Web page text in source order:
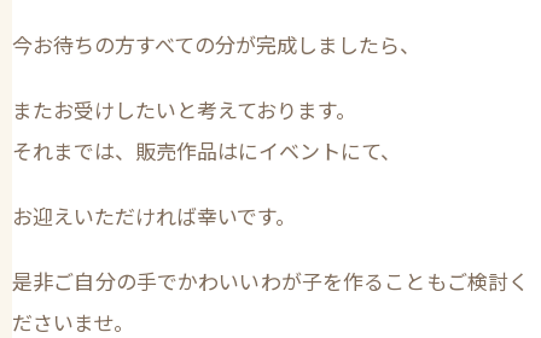
今お待ちの方すべての分が完成しましたら、
またお受けしたいと考えております。
それまでは、販売作品はにイベントにて、
お迎えいただければ幸いです。
是非ご自分の手でかわいいわが子を作ることもご検討く
ださいませ。